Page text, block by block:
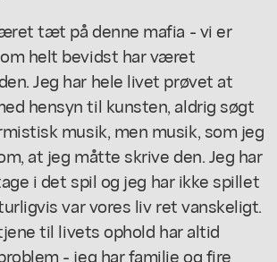
tæt på denne mafia - vi er
helt bevidst har været
Jeg har hele livet prøvet at
hensyn til kunsten, aldrig søgt
musik, men musik, som jeg
at jeg måtte skrive den. Jeg har
i det spil og jeg har ikke spillet
var vores liv ret vanskeligt.
til livets ophold har altid
- jeg har familie og fire